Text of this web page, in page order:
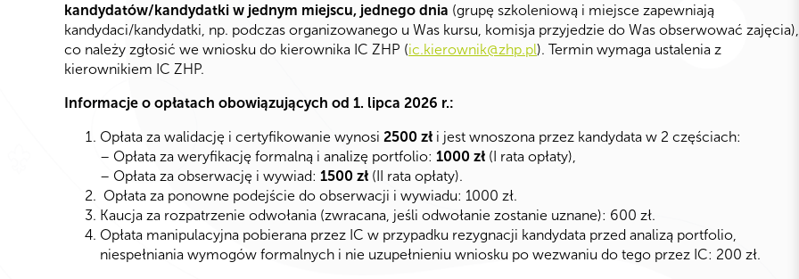
kandydatów/kandydatki w jednym miejscu, jednego dnia (grupę szkoleniową i miejsce zapewniają
kandydaci/kandydatki, np. podczas organizowanego u Was kursu, komisja przyjedzie do Was obserwować zajęcia),
co należy zgłosić we wniosku do kierownika IC ZHP (ic.kierownik@zhp.pl). Termin wymaga ustalenia z
kierownikiem IC ZHP.
Informacje o opłatach obowiązujących od 1. lipca 2026 r.:
Opłata za walidację i certyfikowanie wynosi 2500 zł i jest wnoszona przez kandydata w 2 częściach:
– Opłata za weryfikację formalną i analizę portfolio: 1000 zł (I rata opłaty),
– Opłata za obserwację i wywiad: 1500 zł (II rata opłaty).
Opłata za ponowne podejście do obserwacji i wywiadu: 1000 zł.
Kaucja za rozpatrzenie odwołania (zwracana, jeśli odwołanie zostanie uznane): 600 zł.
Opłata manipulacyjna pobierana przez IC w przypadku rezygnacji kandydata przed analizą portfolio,
niespełniania wymogów formalnych i nie uzupełnieniu wniosku po wezwaniu do tego przez IC: 200 zł.